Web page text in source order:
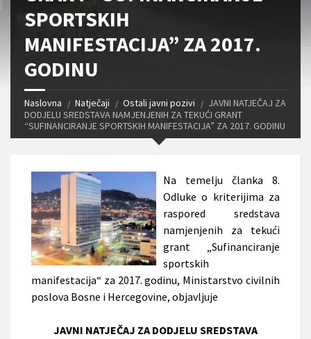
SPORTSKIH
MANIFESTACIJA” ZA 2017.
GODINU
Naslovna Natječaji Ostali javni pozivi
JAVNI NATJEČAJ ZA
DODJELU SREDSTAVA NAMJENJENIH ZA TEKUĆI GRANT
“SUFINANCIRANJE SPORTSKIH MANIFESTACIJA” ZA 2017. GODINU
Na temelju članka 8.
Odluke o kriterijima za
raspored sredstava
namjenjenih za tekući
grant „Sufinanciranje
sportskih
manifestacija“ za 2017. godinu, Ministarstvo civilnih
poslova Bosne i Hercegovine, objavljuje
JAVNI NATJEČAJ ZA DODJELU SREDSTAVA